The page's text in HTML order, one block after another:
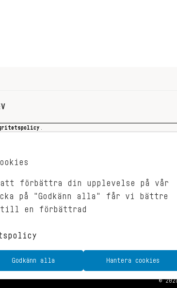
RECEPT
VEGONYTT
OM OSS
© 2026
förbättra din upplevelse på vår
på "Godkänn alla" får vi bättre
en förbättrad
Godkänn alla Hantera cookies